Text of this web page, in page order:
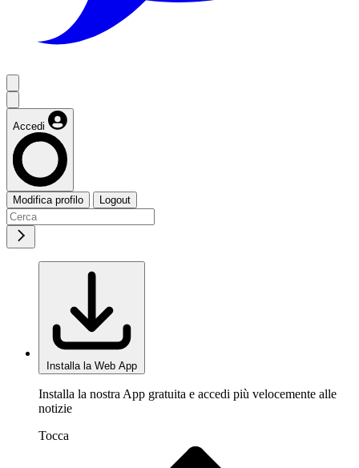
Accedi
Modifica profilo Logout
Installa la Web App
Installa la nostra App gratuita e accedi più velocemente alle
notizie
Tocca